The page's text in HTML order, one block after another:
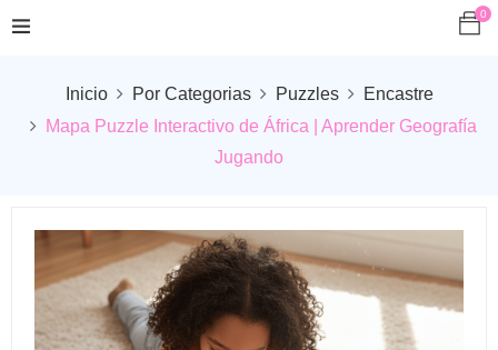
0
Inicio Por Categorias Puzzles
Encastre
Mapa Puzzle Interactivo de África | Aprender Geografía
Jugando